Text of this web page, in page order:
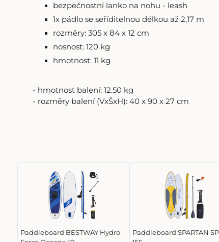
bezpečnostní lanko na nohu - leash
1x pádlo se seříditelnou délkou až 2,17 m
rozměry: 305 x 84 x 12 cm
nosnost: 120 kg
hmotnost: 11 kg
- hmotnost balení: 12.50 kg
- rozměry balení (VxŠxH): 40 x 90 x 27 cm
Paddleboard BESTWAY Hydro
Paddleboard SPARTAN